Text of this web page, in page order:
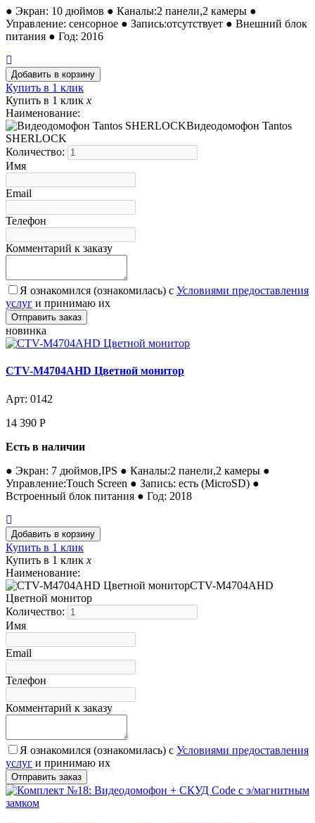
● Экран: 10 дюймов ● Каналы:2 панели,2 камеры ●
Управление: сенсорное ● Запись:отсутствует ● Внешний блок
питания ● Год: 2016
Купить в 1 клик
Купить в 1 клик x
Наименование:
Видеодомофон Tantos
SHERLOCK
Количество:
Имя
Email
Телефон
Комментарий к заказу
Я ознакомился (ознакомилась) с Условиями предоставления
услуг и принимаю их
новинка
CTV-M4704AHD Цветной монитор
Арт: 0142
14 390 Р
Есть в наличии
● Экран: 7 дюймов,IPS ● Каналы:2 панели,2 камеры ●
Управление:Touch Screen ● Запись: есть (MicroSD) ●
Встроенный блок питания ● Год: 2018
Купить в 1 клик
Купить в 1 клик x
Наименование:
CTV-M4704AHD
Цветной монитор
Количество:
Имя
Email
Телефон
Комментарий к заказу
Я ознакомился (ознакомилась) с Условиями предоставления
услуг и принимаю их